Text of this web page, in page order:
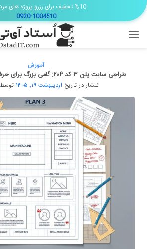
Skip
to
content
%10 تخفیف برای رزرو پروژه های مرداد ماه
0920-1004510
آموزش
طراحی سایت پلن ۳ کد ۲۰۴: گامی بزرگ برای حرفه ای گری کسب و کار
انتشار در تاریخ اردیبهشت ۱۹, ۱۴۰۵ توسط